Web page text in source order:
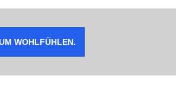
WOHLFÜHLEN.